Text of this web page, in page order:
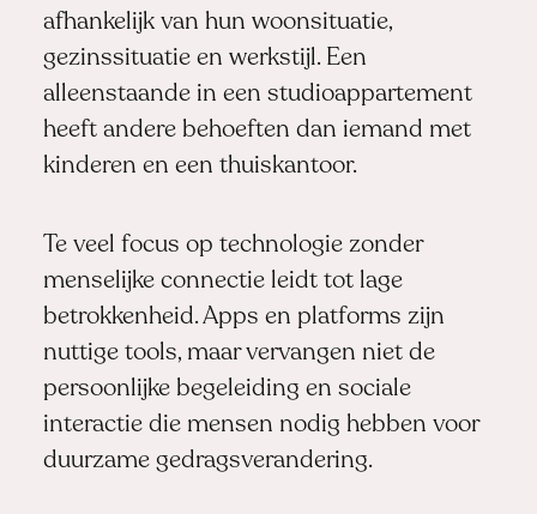
afhankelijk van hun woonsituatie,
gezinssituatie en werkstijl. Een
alleenstaande in een studioappartement
heeft andere behoeften dan iemand met
kinderen en een thuiskantoor.
Te veel focus op technologie zonder
menselijke connectie leidt tot lage
betrokkenheid. Apps en platforms zijn
nuttige tools, maar vervangen niet de
persoonlijke begeleiding en sociale
interactie die mensen nodig hebben voor
duurzame gedragsverandering.